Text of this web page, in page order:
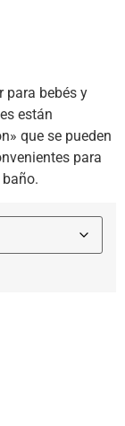
para bebés y
están
que se pueden
para